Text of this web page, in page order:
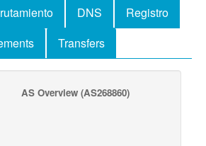
DNS
Registro
Transfers
AS Overview (AS268860)